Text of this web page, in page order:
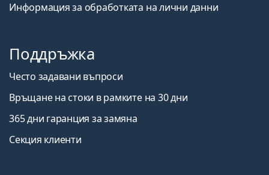
Информация за обработката на лични данни
Поддръжка
Често задавани въпроси
Връщане на стоки в рамките на 30 дни
365 дни гаранция за замяна
Секция клиенти